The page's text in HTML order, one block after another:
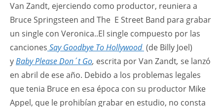
Van Zandt, ejerciendo como productor, reuniera a
Bruce Springsteen and The E Street Band para grabar
un single con Veronica..El single compuesto por las
canciones Say Goodbye To Hollywood (de Billy Joel)
yBaby Please Don´t Go, escrita por Van Zandt, se lanzó
en abril de ese año. Debido a los problemas legales
que tenia Bruce en esa época con su productor Mike
Appel, que le prohibían grabar en estudio, no consta